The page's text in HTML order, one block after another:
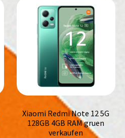
Xiaomi Redmi Note 12 5G
128GB 4GB RAM gruen
verkaufen